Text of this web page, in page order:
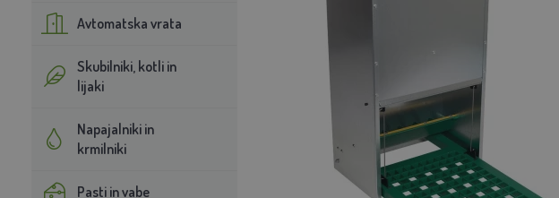
Avtomatska vrata
Skubilniki, kotli in
lijaki
Napajalniki in
krmilniki
Pasti in vabe